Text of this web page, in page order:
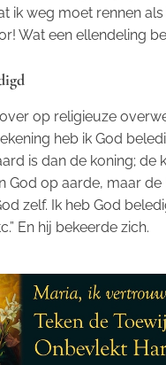
ik weg moet rennen
Wat een ellendeling
op religieuze
heb ik God
is dan de koning; de
God op aarde, maar de
zelf. Ik heb God
En hij bekeerde zich.